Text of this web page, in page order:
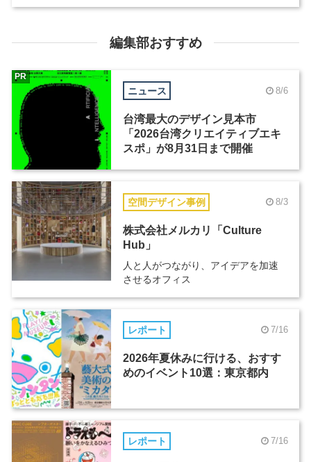
編集部おすすめ
ニュース 8/6
台湾最大のデザイン見本市
「2026台湾クリエイティブエキ
スポ」が8月31日まで開催
PR
空間デザイン事例 8/3
株式会社メルカリ「Culture
Hub」
人と人がつながり、アイデアを加速
させるオフィス
レポート 7/16
2026年夏休みに行ける、おすす
めのイベント10選：東京都内
レポート 7/16